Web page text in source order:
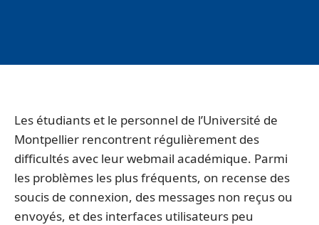
Les étudiants et le personnel de l’Université de
Montpellier rencontrent régulièrement des
difficultés avec leur webmail académique. Parmi
les problèmes les plus fréquents, on recense des
soucis de connexion, des messages non reçus ou
envoyés, et des interfaces utilisateurs peu